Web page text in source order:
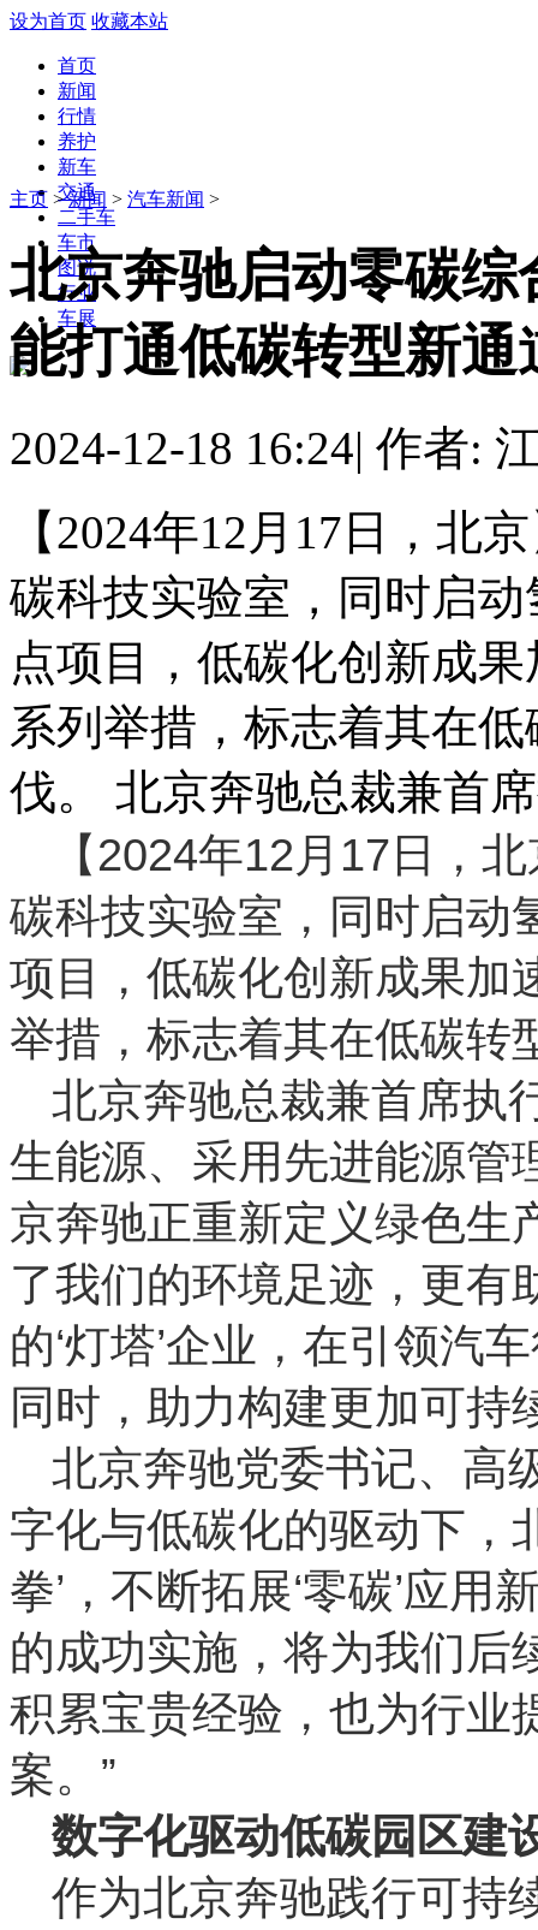
设为首页 收藏本站
首页
新闻
行情
养护
新车
交通
二手车
车市
图说
行业
车展
主页 >新闻 > 汽车新闻 >
北京奔驰启动零碳
能打通低碳转型新通
2024-12-18 16:24| 作者:
【2024年12月17日，北
碳科技实验室，同时启
点项目，低碳化创新成
系列举措，标志着其在
伐。 北京奔驰总裁兼首
【2024年12月17日，
碳科技实验室，同时启动
项目，低碳化创新成果加
举措，标志着其在低碳转
北京奔驰总裁兼首席执
生能源、采用先进能源管
京奔驰正重新定义绿色生
了我们的环境足迹，更有
的‘灯塔’企业，在引领汽
同时，助力构建更加可持
北京奔驰党委书记、高
字化与低碳化的驱动下，
拳’，不断拓展‘零碳’应
的成功实施，将为我们后
积累宝贵经验，也为行业
案。”
数字化驱动低碳园区建
作为北京奔驰践行可持